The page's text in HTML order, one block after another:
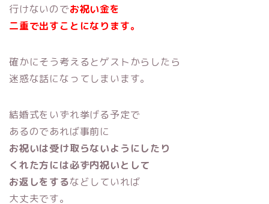
行けないのでお祝い金を
二重で出すことになります。
確かにそう考えるとゲストからしたら
迷惑な話になってしまいます。
結婚式をいずれ挙げる予定で
あるのであれば事前に
お祝いは受け取らないようにしたり
くれた方には必ず内祝いとして
お返しをするなどしていれば
大丈夫です。